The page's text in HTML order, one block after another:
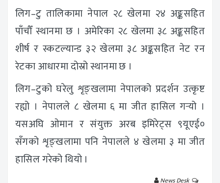
लिग–टु तालिकामा नेपाल २८ खेलमा २४ अङ्कसहित
पाँचौँ स्थानमा छ । अमेरिका २८ खेलमा ३८ अङ्कसहित
शीर्ष र स्कटल्यान्ड ३२ खेलमा ३८ अङ्कसहित नेट रन
रेटका आधारमा दोस्रो स्थानमा छ ।
लिग–टुको घरेलु शृङ्खलामा नेपालको प्रदर्शन उत्कृष्ट
रह्यो । नेपालले ८ खेलमा ६ मा जीत हासिल गर्‍यो ।
यसअघि ओमान र संयुक्त अरब इमिरेट्स ९यूएई०
सँगको शृङ्खलामा पनि नेपालले ४ खेलमा ३ मा जीत
हासिल गरेको थियो ।
News Desk